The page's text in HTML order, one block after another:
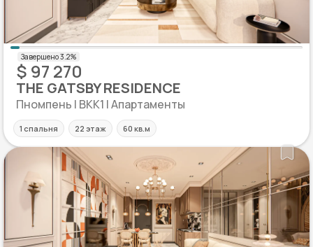
$ 97 270
THE GATSBY RESIDENCE
Пномпень | BKK1 | Апартаменты
1 спальня 22 этаж 60 кв.м